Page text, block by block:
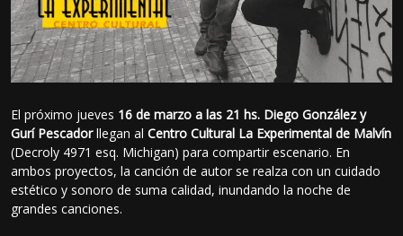
El próximo jueves 16 de marzo a las 21 hs. Diego González y
Gurí Pescadorllegan alCentro Cultural La Experimental de Malvín
(Decroly 4971 esq. Michigan) para compartir escenario. En
ambos proyectos, la canción de autor se realza con un cuidado
estético y sonoro de suma calidad, inundando la noche de
grandes canciones.